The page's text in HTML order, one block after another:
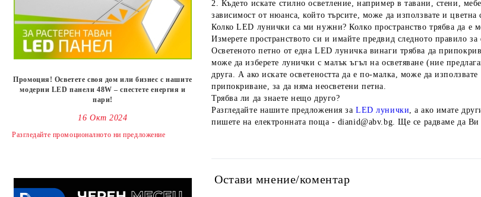
Промоция! Осветете своя дом или бизнес с нашите
модерни LED панели 48W – спестете енергия и
пари!
16 Окт 2024
Разгледайте промоционалното ни предложениe
2. Където искате стилно осветление, например в тавани, стени,
зависимост от нюанса, който търсите, може да използвате и
Колко LED лунички са ми нужни? Колко пространство трябва да е
Измерете пространството си и имайте предвид следното правило за
Осветеното петно от една LED луничка винаги трябва да
може да изберете лунички с малък ъгъл на осветяване (ние
друга. А ако искате осветеността да е по-малка, може да
припокриване, за да няма неосветени петна.
Трябва ли да знаете нещо друго?
Разгледайте нашите предложения заLED лунички, а ако имате
пишете на електронната поща - dianid@abv.bg. Ще се радваме да
Остави мнение/коментар